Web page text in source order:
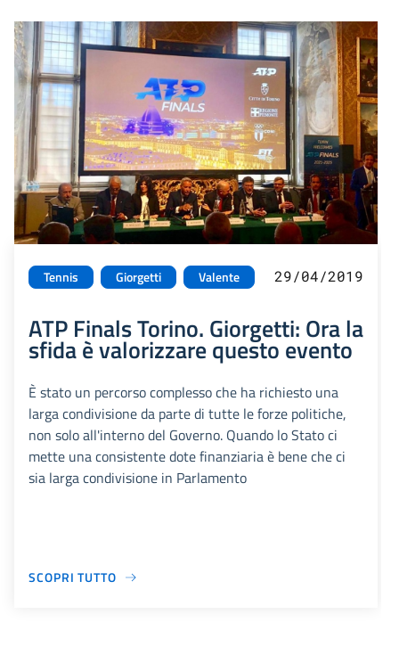
Tennis Giorgetti Valente 29/04/2019
ATP Finals Torino. Giorgetti: Ora la
sfida è valorizzare questo evento
È stato un percorso complesso che ha richiesto una
larga condivisione da parte di tutte le forze politiche,
non solo all'interno del Governo. Quando lo Stato ci
mette una consistente dote finanziaria è bene che ci
sia larga condivisione in Parlamento
SCOPRI TUTTO